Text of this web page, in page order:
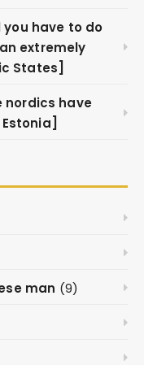
you have to do
extremely
States]
nordics have
man (9)